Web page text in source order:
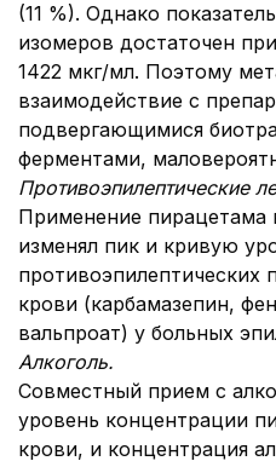
(11 %). Однако
изомеров достаточен
1422 мкг/мл. Поэтому
взаимодействие с
подвергающимися
ферментами,
Противоэпилептические
Применение пирацетама
изменял пик и кривую
противоэпилептических
крови (карбамазепин,
вальпроат) у больных
Алкоголь.
Совместный прием с
уровень концентрации
крови, и концентрация